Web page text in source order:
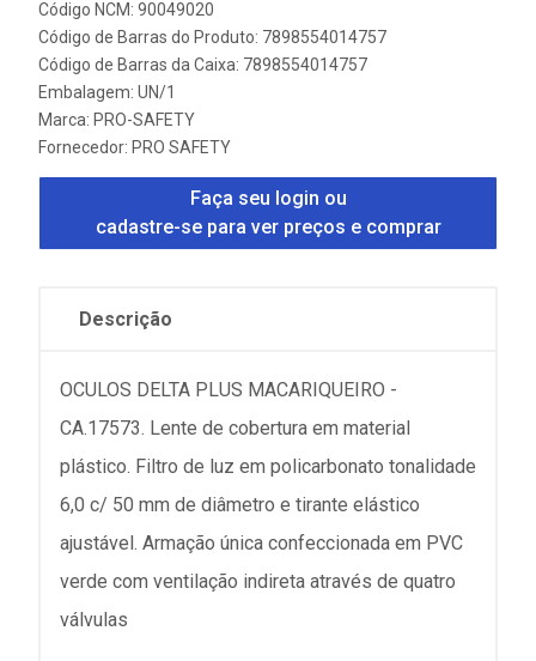
Código NCM: 90049020
Código de Barras do Produto: 7898554014757
Código de Barras da Caixa: 7898554014757
Embalagem: UN/1
Marca: PRO-SAFETY
Fornecedor: PRO SAFETY
Faça seu login ou
cadastre-se para ver preços e comprar
Descrição
OCULOS DELTA PLUS MACARIQUEIRO -
CA.17573. Lente de cobertura em material
plástico. Filtro de luz em policarbonato tonalidade
6,0 c/ 50 mm de diâmetro e tirante elástico
ajustável. Armação única confeccionada em PVC
verde com ventilação indireta através de quatro
válvulas